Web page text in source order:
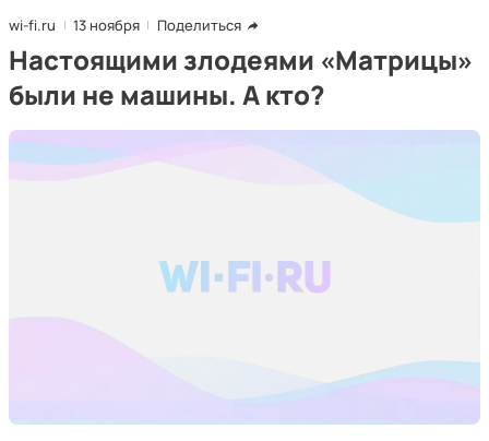
wi-fi.ru 13 ноября Поделиться
Настоящими злодеями «Матрицы»
были не машины. А кто?